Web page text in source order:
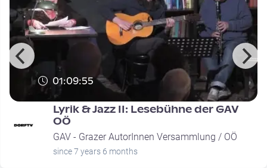
01:09:55
Lyrik & Jazz II: Lesebühne der GAV
OÖ
GAV - Grazer AutorInnen Versammlung / OÖ
since 7 years 6 months